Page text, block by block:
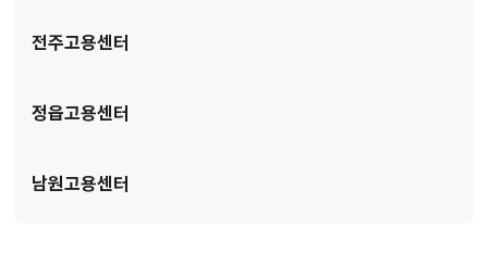
전주고용센터
정읍고용센터
남원고용센터